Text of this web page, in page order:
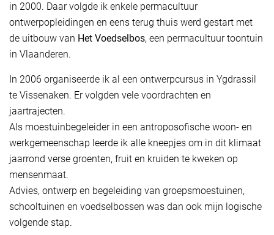
in 2000. Daar volgde ik enkele permacultuur
ontwerpopleidingen en eens terug thuis werd gestart met
de uitbouw van Het Voedselbos, een permacultuur toontuin
in Vlaanderen.
In 2006 organiseerde ik al een ontwerpcursus in Ygdrassil
te Vissenaken. Er volgden vele voordrachten en
jaartrajecten.
Als moestuinbegeleider in een antroposofische woon- en
werkgemeenschap leerde ik alle kneepjes om in dit klimaat
jaarrond verse groenten, fruit en kruiden te kweken op
mensenmaat.
Advies, ontwerp en begeleiding van groepsmoestuinen,
schooltuinen en voedselbossen was dan ook mijn logische
volgende stap.